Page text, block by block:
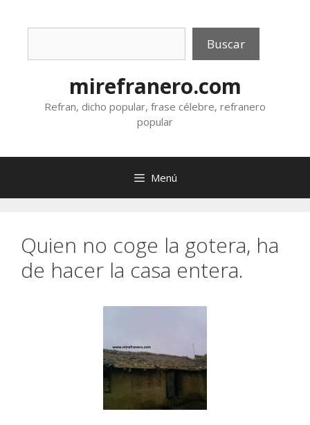
Buscar
mirefranero.com
Refran, dicho popular, frase célebre, refranero
popular
Menú
Quien no coge la gotera, ha
de hacer la casa entera.